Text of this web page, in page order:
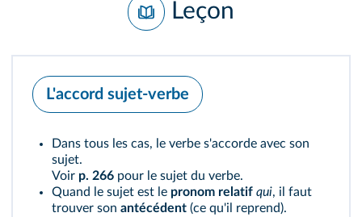
Leçon
L'accord sujet-verbe
Dans tous les cas, le verbe s'accorde avec son
sujet.
Voir p. 266 pour le sujet du verbe.
Quand le sujet est le pronom relatif qui, il faut
trouver son antécédent (ce qu'il reprend).